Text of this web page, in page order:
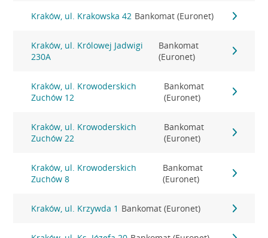
Kraków, ul. Krakowska 42 Bankomat (Euronet)
Kraków, ul. Królowej Jadwigi
230A
Bankomat
(Euronet)
Kraków, ul. Krowoderskich
Zuchów 12
Bankomat
(Euronet)
Kraków, ul. Krowoderskich
Zuchów 22
Bankomat
(Euronet)
Kraków, ul. Krowoderskich
Zuchów 8
Bankomat
(Euronet)
Kraków, ul. Krzywda 1 Bankomat (Euronet)